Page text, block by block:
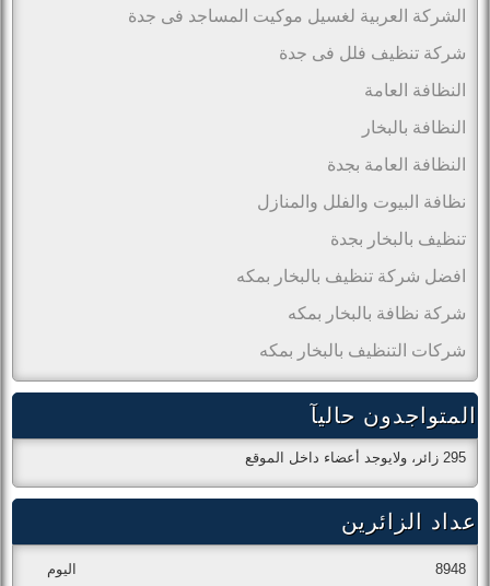
الشركة العربية لغسيل موكيت المساجد فى جدة
شركة تنظيف فلل فى جدة
النظافة العامة
النظافة بالبخار
النظافة العامة بجدة
نظافة البيوت والفلل والمنازل
تنظيف بالبخار بجدة
افضل شركة تنظيف بالبخار بمكه
شركة نظافة بالبخار بمكه
شركات التنظيف بالبخار بمكه
المتواجدون حاليآ
295 زائر، ولايوجد أعضاء داخل الموقع
عداد الزائرين
اليوم
8948